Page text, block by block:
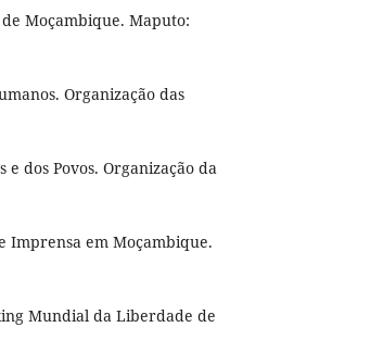
Moçambique. Maputo:
Organização das
dos Povos. Organização da
Imprensa em Moçambique.
Mundial da Liberdade de